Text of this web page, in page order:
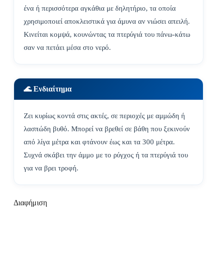
ένα ή περισσότερα αγκάθια με δηλητήριο, τα οποία
χρησιμοποιεί αποκλειστικά για άμυνα αν νιώσει απειλή.
Κινείται κομψά, κουνώντας τα πτερύγιά του πάνω-κάτω
σαν να πετάει μέσα στο νερό.
🌊 Ενδιαίτημα
Ζει κυρίως κοντά στις ακτές, σε περιοχές με αμμώδη ή
λασπώδη βυθό. Μπορεί να βρεθεί σε βάθη που ξεκινούν
από λίγα μέτρα και φτάνουν έως και τα 300 μέτρα.
Συχνά σκάβει την άμμο με το ρύγχος ή τα πτερύγιά του
για να βρει τροφή.
Διαφήμιση